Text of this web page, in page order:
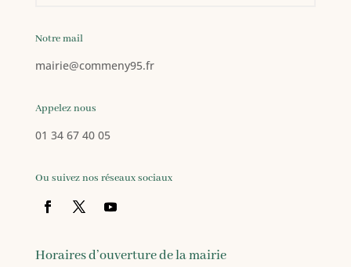
Notre mail
mairie@commeny95.fr
Appelez nous
01 34 67 40 05
Ou suivez nos réseaux sociaux
Horaires d’ouverture de la mairie